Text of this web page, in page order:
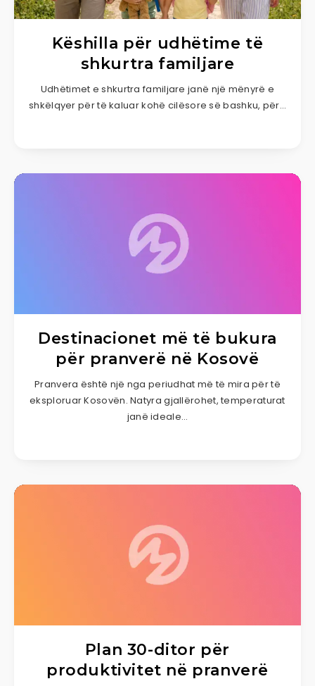
Këshilla për udhëtime të
shkurtra familjare
Udhëtimet e shkurtra familjare janë një mënyrë e
shkëlqyer për të kaluar kohë cilësore së bashku, për…
Destinacionet më të bukura
për pranverë në Kosovë
Pranvera është një nga periudhat më të mira për të
eksploruar Kosovën. Natyra gjallërohet, temperaturat
janë ideale…
Plan 30-ditor për
produktivitet në pranverë